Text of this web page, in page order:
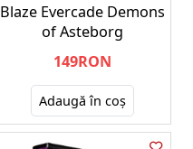
Blaze Evercade Demons
of Asteborg
149RON
Adaugă în coş